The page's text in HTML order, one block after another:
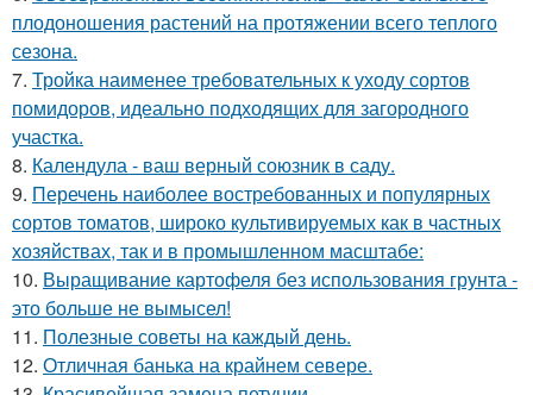
плодоношения растений на протяжении всего теплого
сезона.
7. Тройка наименее требовательных к уходу сортов
помидоров, идеально подходящих для загородного
участка.
8. Календула - ваш верный союзник в саду.
9. Перечень наиболее востребованных и популярных
сортов томатов, широко культивируемых как в частных
хозяйствах, так и в промышленном масштабе:
10. Выращивание картофеля без использования грунта -
это больше не вымысел!
11. Полезные советы на каждый день.
12. Отличная банька на крайнем севере.